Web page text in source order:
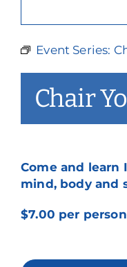
Event Series:
Chair
Come and learn
mind, body and
$7.00 per